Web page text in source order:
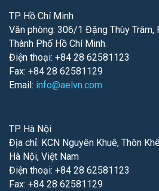
TP. Hồ Chí Minh
Văn phòng: 306/1 Đặng Thùy Trâm,
Thành Phố Hồ Chí Minh.
Điện thoại: +84 28 62581123
Fax: +84 28 62581129
Email: info@aelvn.com
TP. Hà Nội
Địa chỉ: KCN Nguyên Khuê, Thôn
Hà Nội, Việt Nam
Điện thoại: +84 28 62581123
Fax: +84 28 62581129